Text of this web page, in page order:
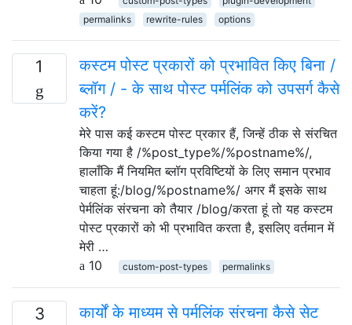
permalinks
rewrite-rules options
1
कस्टम पोस्ट प्रकारों को प्रभावित किए बिना /
ब्लॉग / - के साथ पोस्ट पर्मलिंक को उपसर्ग कैसे
करें?
मेरे पास कई कस्टम पोस्ट प्रकार हैं, जिन्हें ठीक से संरचित
किया गया है /%post_type%/%postname%/,
हालाँकि मैं नियमित ब्लॉग प्रविष्टियों के लिए समान प्रभाव
चाहता हूं:/blog/%postname%/ अगर मैं इसके साथ
पेर्मलिंक संरचना को तैयार /blog/करता हूं तो यह कस्टम
पोस्ट प्रकारों को भी प्रभावित करता है, इसलिए वर्तमान में
मेरी …
10
custom-post-types permalinks
3
कार्यों के माध्यम से पर्मलिंक संरचना कैसे सेट